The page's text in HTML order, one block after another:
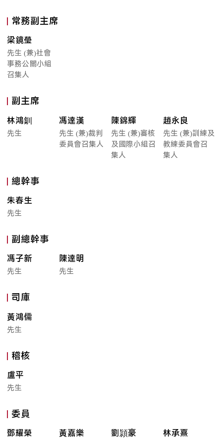
常務副主席
梁鏡瑩
先生 (兼)社會
事務公關小組
召集人
副主席
林鴻釧
先生
馮達漢
先生 (兼)裁判
委員會召集人
陳錦輝
先生 (兼)審核
及國際小組召
集人
趙永良
先生 (兼)訓練及
教練委員會召
集人
總幹事
朱春生
先生
副總幹事
馮子新
先生
陳達明
先生
司庫
黃鴻儒
先生
稽核
盧平
先生
委員
鄧耀榮 黃嘉樂 劉頴豪 林承熹